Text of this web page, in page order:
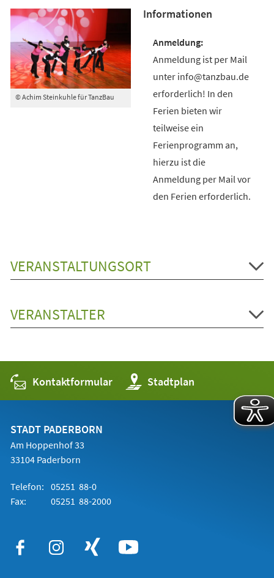
© Achim Steinkuhle für TanzBau
Informationen
Anmeldung ist per Mail
unter info@tanzbau.de
erforderlich! In den
Ferien bieten wir
teilweise ein
Ferienprogramm an,
hierzu ist die
Anmeldung per Mail vor
den Ferien erforderlich.
VERANSTALTUNGSORT
VERANSTALTER
Kontaktformular Stadtplan
(Öffnet
in
einem
STADT PADERBORN
Am Hoppenhof 33
33104 Paderborn
Telefon: 05251 88-0
Fax:
05251 88-2000